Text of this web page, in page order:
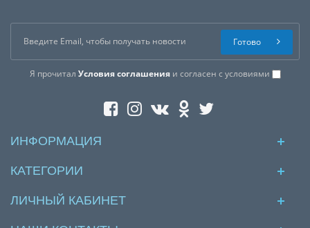
Я прочитал Условия соглашенияи согласен с условиями
Готово
ИНФОРМАЦИЯ
КАТЕГОРИИ
ЛИЧНЫЙ КАБИНЕТ